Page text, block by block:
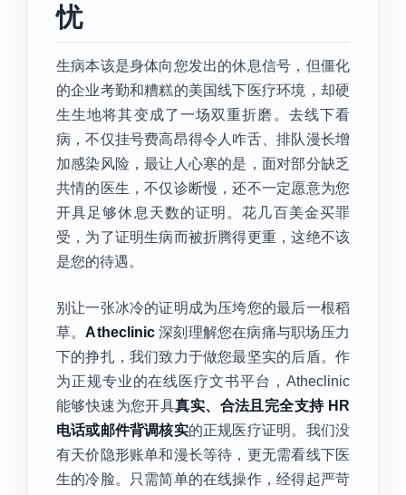
忧
生病本该是身体向您发出的休息信号，但僵化
的企业考勤和糟糕的美国线下医疗环境，却硬
生生地将其变成了一场双重折磨。去线下看
病，不仅挂号费高昂得令人咋舌、排队漫长增
加感染风险，最让人心寒的是，面对部分缺乏
共情的医生，不仅诊断慢，还不一定愿意为您
开具足够休息天数的证明。花几百美金买罪
受，为了证明生病而被折腾得更重，这绝不该
是您的待遇。
别让一张冰冷的证明成为压垮您的最后一根稻
草。Atheclinic深刻理解您在病痛与职场压力
下的挣扎，我们致力于做您最坚实的后盾。作
为正规专业的在线医疗文书平台，Atheclinic
能够快速为您开具真实、合法且完全支持 HR
电话或邮件背调核实的正规医疗证明。我们没
有天价隐形账单和漫长等待，更无需看线下医
生的冷脸。只需简单的在线操作，经得起严苛